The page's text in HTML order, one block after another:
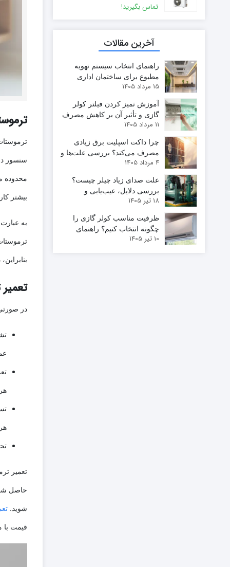
سنسور
محدوده
بیشتر
به
در
تعمیر
حاصل
شوید.
قیمت با
تماس بگیرید!
آخرین مقالات
راهنمای انتخاب سیستم تهویه
مطبوع برای ساختمان اداری
15 مرداد 1405
آموزش تمیز کردن فیلتر کولر
گازی و تأثیر آن بر کاهش مصرف
برق
11 مرداد 1405
چرا داکت اسپلیت برق زیادی
مصرف می‌کند؟ بررسی علت‌ها و
راهکارهای کاهش مصرف
4 مرداد 1405
علت صدای زیاد چیلر چیست؟
بررسی دلایل، عیب‌یابی و
روش‌های رفع مشکل
18 تیر 1405
ظرفیت مناسب کولر گازی را
چگونه انتخاب کنیم؟ راهنمای
محاسبه BTU بر اساس متراژ
10 تیر 1405